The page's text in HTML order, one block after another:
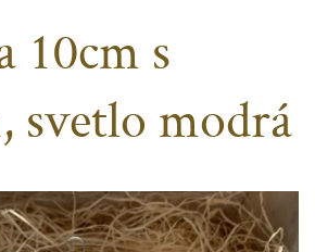
10cm s
svetlo modrá